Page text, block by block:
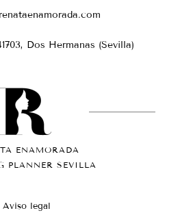
Dos Hermanas (Sevilla)
ENAMORADA
PLANNER SEVILLA
Aviso legal